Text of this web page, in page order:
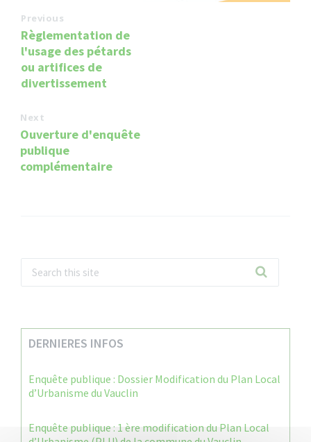
Previous
Règlementation de
l'usage des pétards
ou artifices de
divertissement
Next
Ouverture d'enquête
publique
complémentaire
DERNIERES INFOS
Enquête publique : Dossier Modification du Plan Local
d’Urbanisme du Vauclin
Enquête publique : 1 ère modification du Plan Local